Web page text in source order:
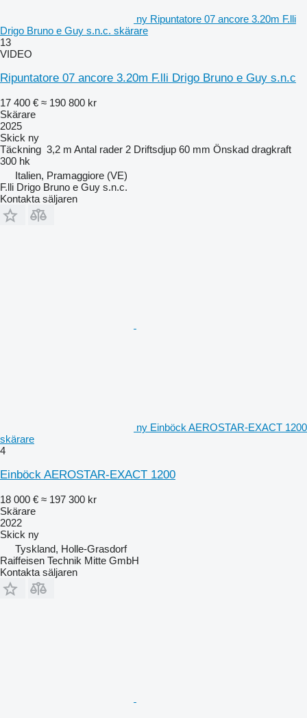
ny Ripuntatore 07 ancore 3.20m F.lli
Drigo Bruno e Guy s.n.c. skärare
13
VIDEO
Ripuntatore 07 ancore 3.20m F.lli Drigo Bruno e Guy s.n.c
17 400 € ≈ 190 800 kr
Skärare
2025
Skick ny
Täckning 3,2 m Antal rader 2 Driftsdjup 60 mm Önskad dragkraft
300 hk
Italien, Pramaggiore (VE)
F.lli Drigo Bruno e Guy s.n.c.
Kontakta säljaren
ny Einböck AEROSTAR-EXACT 1200
skärare
4
Einböck AEROSTAR-EXACT 1200
18 000 € ≈ 197 300 kr
Skärare
2022
Skick ny
Tyskland, Holle-Grasdorf
Raiffeisen Technik Mitte GmbH
Kontakta säljaren